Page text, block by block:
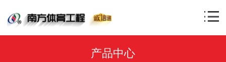
产品中心